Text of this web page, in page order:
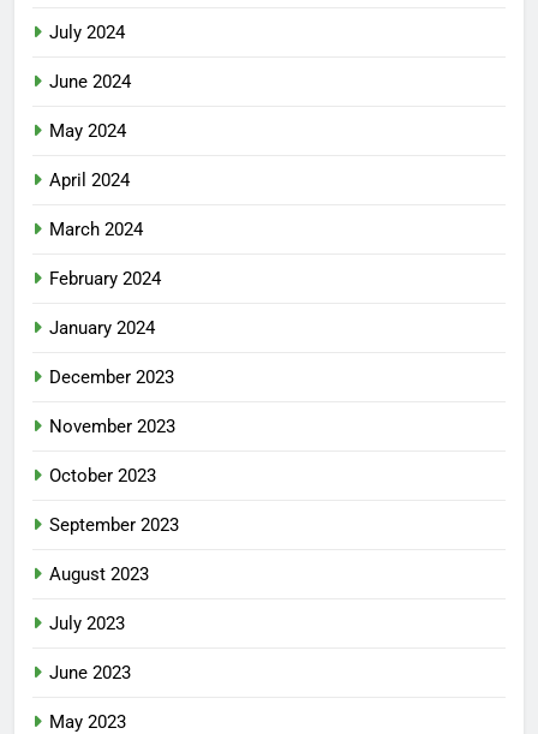
July 2024
June 2024
May 2024
April 2024
March 2024
February 2024
January 2024
December 2023
November 2023
October 2023
September 2023
August 2023
July 2023
June 2023
May 2023